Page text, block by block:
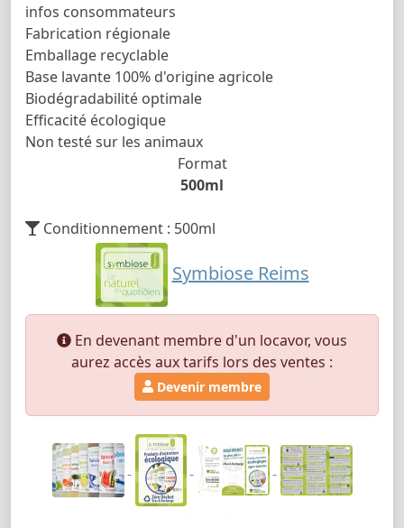
infos consommateurs
Fabrication régionale
Emballage recyclable
Base lavante 100% d'origine agricole
Biodégradabilité optimale
Efficacité écologique
Non testé sur les animaux
Format
500ml
Conditionnement : 500ml
Symbiose Reims
En devenant membre d'un locavor, vous
aurez accès aux tarifs lors des ventes :
Devenir membre